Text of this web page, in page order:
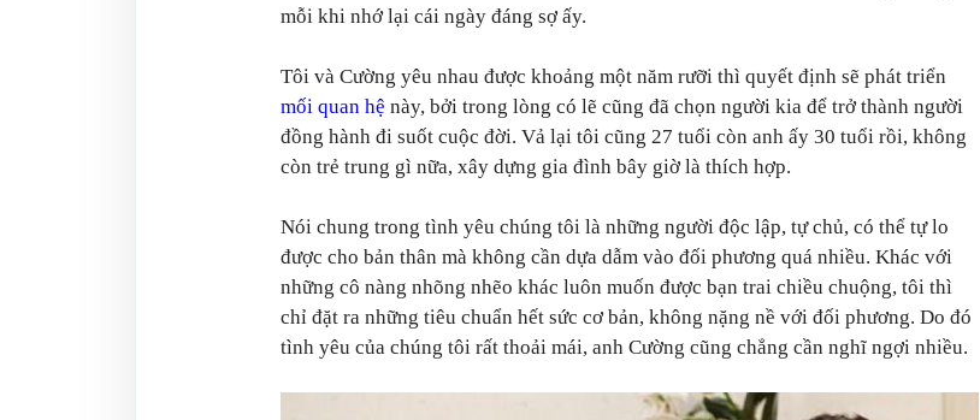
mỗi khi nhớ lại cái ngày đáng sợ ấy.
Tôi và Cường yêu nhau được khoảng một năm rưỡi thì quyết định sẽ phát triển
mối quan hệ này, bởi trong lòng có lẽ cũng đã chọn người kia để trở thành người
đồng hành đi suốt cuộc đời. Vả lại tôi cũng 27 tuổi còn anh ấy 30 tuổi rồi, không
còn trẻ trung gì nữa, xây dựng gia đình bây giờ là thích hợp.
Nói chung trong tình yêu chúng tôi là những người độc lập, tự chủ, có thể tự lo
được cho bản thân mà không cần dựa dẫm vào đối phương quá nhiều. Khác với
những cô nàng nhõng nhẽo khác luôn muốn được bạn trai chiều chuộng, tôi thì
chỉ đặt ra những tiêu chuẩn hết sức cơ bản, không nặng nề với đối phương. Do đó
tình yêu của chúng tôi rất thoải mái, anh Cường cũng chẳng cần nghĩ ngợi nhiều.